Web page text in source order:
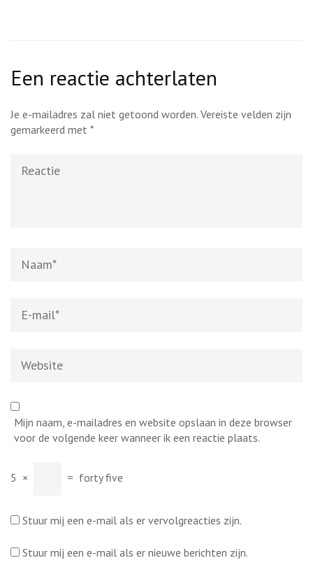
Een reactie achterlaten
Je e-mailadres zal niet getoond worden. Vereiste velden zijn
gemarkeerd met *
mail*
Mijn naam, e-mailadres en website opslaan in deze browser
voor de volgende keer wanneer ik een reactie plaats.
5 × = forty five
Stuur mij een e-mail als er vervolgreacties zijn.
Stuur mij een e-mail als er nieuwe berichten zijn.